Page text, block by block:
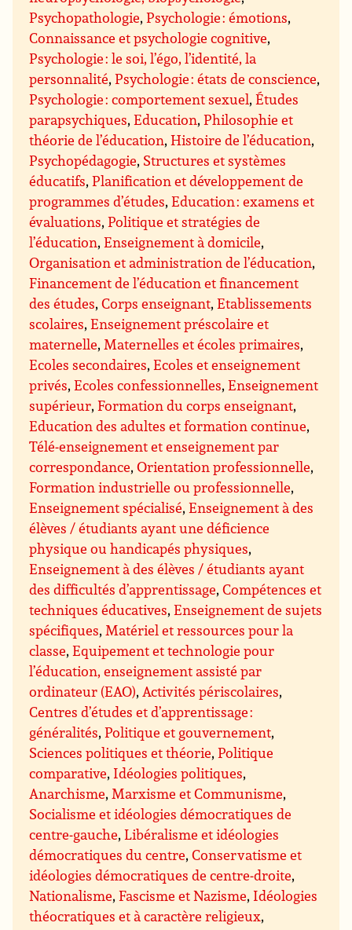
Psychopathologie,Psychologie : émotions,
Connaissance et psychologie cognitive,
Psychologie : le soi, l’égo, l’identité, la
personnalité,Psychologie : états de conscience,
Psychologie : comportement sexuel,Études
parapsychiques,Education,Philosophie et
théorie de l’éducation,Histoire de l’éducation,
Psychopédagogie, Structures et systèmes
éducatifs,Planification et développement de
programmes d’études,Education : examens et
évaluations,Politique et stratégies de
l’éducation,Enseignement à domicile,
Organisation et administration de l’éducation,
Financement de l’éducation et financement
des études,Corps enseignant,Etablissements
scolaires,Enseignement préscolaire et
maternelle,Maternelles et écoles primaires,
Ecoles secondaires,Ecoles et enseignement
privés,Ecoles confessionnelles,Enseignement
supérieur,Formation du corps enseignant,
Education des adultes et formation continue,
Télé-enseignement et enseignement par
correspondance,Orientation professionnelle,
Formation industrielle ou professionnelle,
Enseignement spécialisé,Enseignement à des
élèves / étudiants ayant une déficience
physique ou handicapés physiques,
Enseignement à des élèves / étudiants ayant
des difficultés d’apprentissage,Compétences et
techniques éducatives,Enseignement de sujets
spécifiques,Matériel et ressources pour la
classe,Equipement et technologie pour
l’éducation, enseignement assisté par
ordinateur (EAO),Activités périscolaires,
Centres d’études et d’apprentissage :
généralités,Politique et gouvernement,
Sciences politiques et théorie,Politique
comparative, Idéologies politiques,
Anarchisme,Marxisme et Communisme,
Socialisme et idéologies démocratiques de
centre-gauche,Libéralisme et idéologies
démocratiques du centre,Conservatisme et
idéologies démocratiques de centre-droite,
Nationalisme,Fascisme et Nazisme, Idéologies
théocratiques et à caractère religieux,